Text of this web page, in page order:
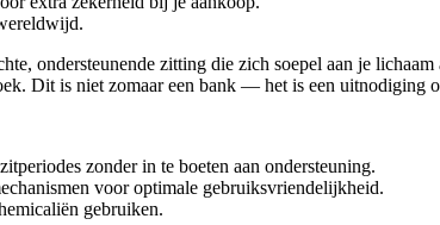
ondersteunende zitting die zich soepel aan je
Dit is niet zomaar een bank — het is een uitnodiging
zonder in te boeten aan ondersteuning.
voor optimale gebruiksvriendelijkheid.
gebruiken.